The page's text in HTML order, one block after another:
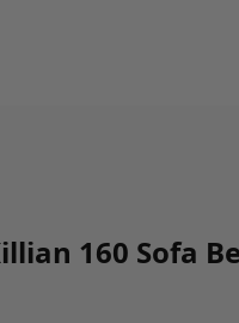
160 Sofa